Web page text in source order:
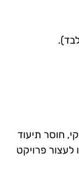
חוסר תיעוד
לעצור פרויקט